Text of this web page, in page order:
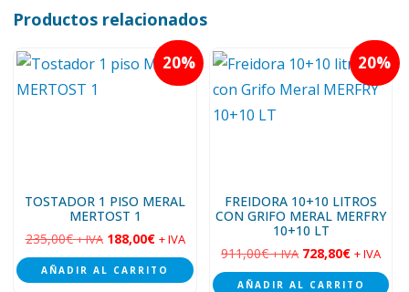
Productos relacionados
20
TOSTADOR 1 PISO MERAL
MERTOST 1
235,00€ + IVA 188,00€ + IVA
AÑADIR AL CARRITO
20
FREIDORA 10+10 LITROS
CON GRIFO MERAL MERFRY
10+10 LT
911,00€ + IVA 728,80€ + IVA
AÑADIR AL CARRITO